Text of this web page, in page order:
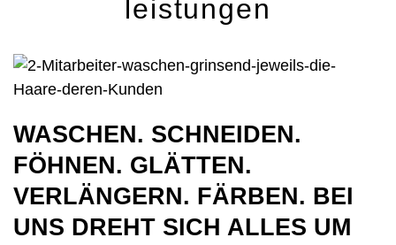
leistungen
WASCHEN. SCHNEIDEN.
FÖHNEN. GLÄTTEN.
VERLÄNGERN. FÄRBEN. BEI
UNS DREHT SICH ALLES UM